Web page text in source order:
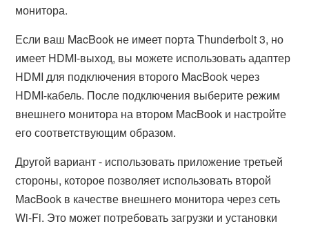
монитора.
Если ваш MacBook не имеет порта Thunderbolt 3, но
имеет HDMI-выход, вы можете использовать адаптер
HDMI для подключения второго MacBook через
HDMI-кабель. После подключения выберите режим
внешнего монитора на втором MacBook и настройте
его соответствующим образом.
Другой вариант - использовать приложение третьей
стороны, которое позволяет использовать второй
MacBook в качестве внешнего монитора через сеть
Wi-Fi. Это может потребовать загрузки и установки